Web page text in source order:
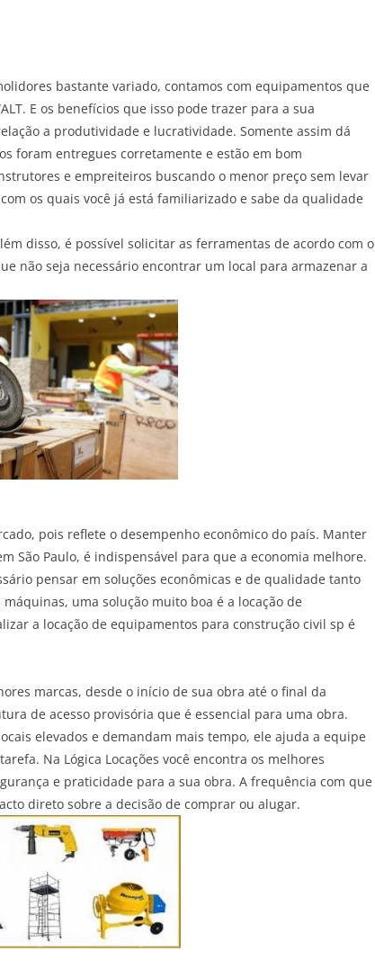
bastante variado, contamos com equipamentos que
E os benefícios que isso pode trazer para a sua
a produtividade e lucratividade. Somente assim dá
foram entregues corretamente e estão em bom
e empreiteiros buscando o menor preço sem levar
os quais você já está familiarizado e sabe da qualidade
disso, é possível solicitar as ferramentas de acordo com o
não seja necessário encontrar um local para armazenar a
pois reflete o desempenho econômico do país. Manter
São Paulo, é indispensável para que a economia melhore.
pensar em soluções econômicas e de qualidade tanto
uma solução muito boa é a locação de
a locação de equipamentos para construção civil sp é
marcas, desde o início de sua obra até o final da
de acesso provisória que é essencial para uma obra.
elevados e demandam mais tempo, ele ajuda a equipe
Na Lógica Locações você encontra os melhores
e praticidade para a sua obra. A frequência com que
direto sobre a decisão de comprar ou alugar.